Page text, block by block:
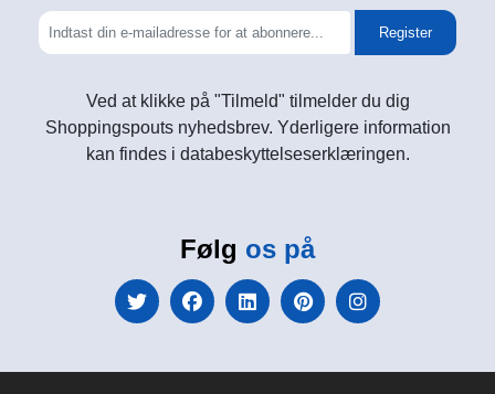
Register
Ved at klikke på "Tilmeld" tilmelder du dig
Shoppingspouts nyhedsbrev. Yderligere information
kan findes i databeskyttelseserklæringen.
Følg os på